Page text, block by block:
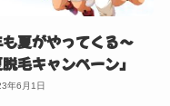
夏がやってくる〜
脱毛キャンペーン」
年6月1日